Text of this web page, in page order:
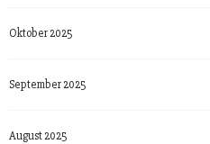
Oktober 2025
September 2025
August 2025